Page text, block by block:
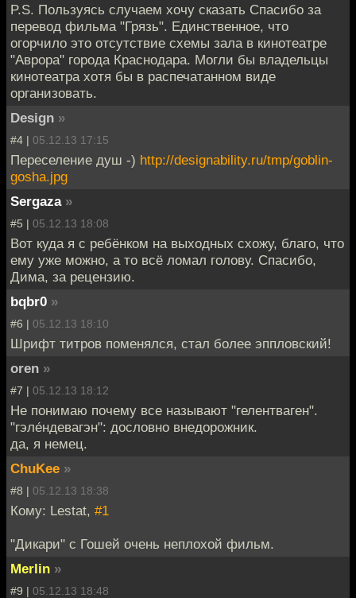
P.S. Пользуясь случаем хочу сказать Спасибо за
перевод фильма "Грязь". Единственное, что
огорчило это отсутствие схемы зала в кинотеатре
"Аврора" города Краснодара. Могли бы владельцы
кинотеатра хотя бы в распечатанном виде
организовать.
Design »
#4 | 05.12.13 17:15
Переселение душ -) http://designability.ru/tmp/goblin-
gosha.jpg
Sergaza »
#5 | 05.12.13 18:08
Вот куда я с ребёнком на выходных схожу, благо, что
ему уже можно, а то всё ломал голову. Спасибо,
Дима, за рецензию.
bqbr0 »
#6 | 05.12.13 18:10
Шрифт титров поменялся, стал более эппловский!
oren »
#7 | 05.12.13 18:12
Не понимаю почему все называют "гелентваген".
"гэле́ндевагэн": дословно внедорожник.
да, я немец.
ChuKee »
#8 | 05.12.13 18:38
Кому: Lestat, #1
"Дикари" с Гошей очень неплохой фильм.
Merlin »
#9 | 05.12.13 18:48